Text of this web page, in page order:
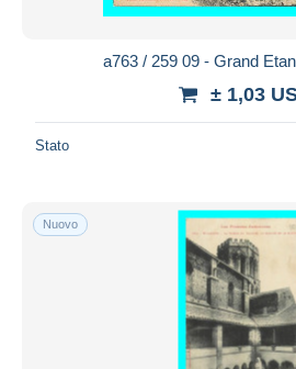
a763 / 259 09 - Grand
± 1,03
Stato
Nuovo